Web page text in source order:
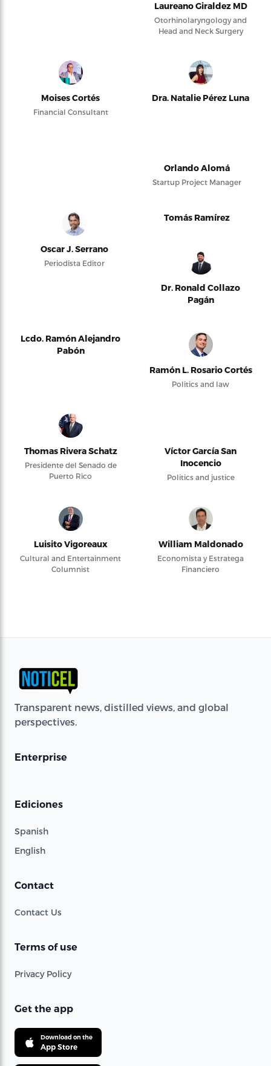
Laureano Giraldez MD
Otorhinolaryngology and
Head and Neck Surgery
Moises Cortés
Financial Consultant
Dra. Natalie Pérez Luna
Orlando Alomá
Startup Project Manager
Oscar J. Serrano
Periodista Editor
Tomás Ramírez
Dr. Ronald Collazo
Pagán
Lcdo. Ramón Alejandro
Pabón
Ramón L. Rosario Cortés
Politics and law
Thomas Rivera Schatz
Presidente del Senado de
Puerto Rico
Víctor García San
Inocencio
Politics and justice
Luisito Vigoreaux
Cultural and Entertainment
Columnist
William Maldonado
Economista y Estratega
Financiero
Transparent news, distilled views, and global
perspectives.
Enterprise
Ediciones
Spanish
English
Contact
Contact Us
Terms of use
Privacy Policy
Get the app
Download on the
App Store